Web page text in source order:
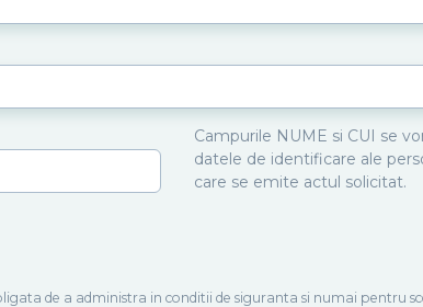
Campurile NUME si CUI se
datele de identificare ale
care se emite actul solicitat.
de a administra in conditii de siguranta si numai pentru